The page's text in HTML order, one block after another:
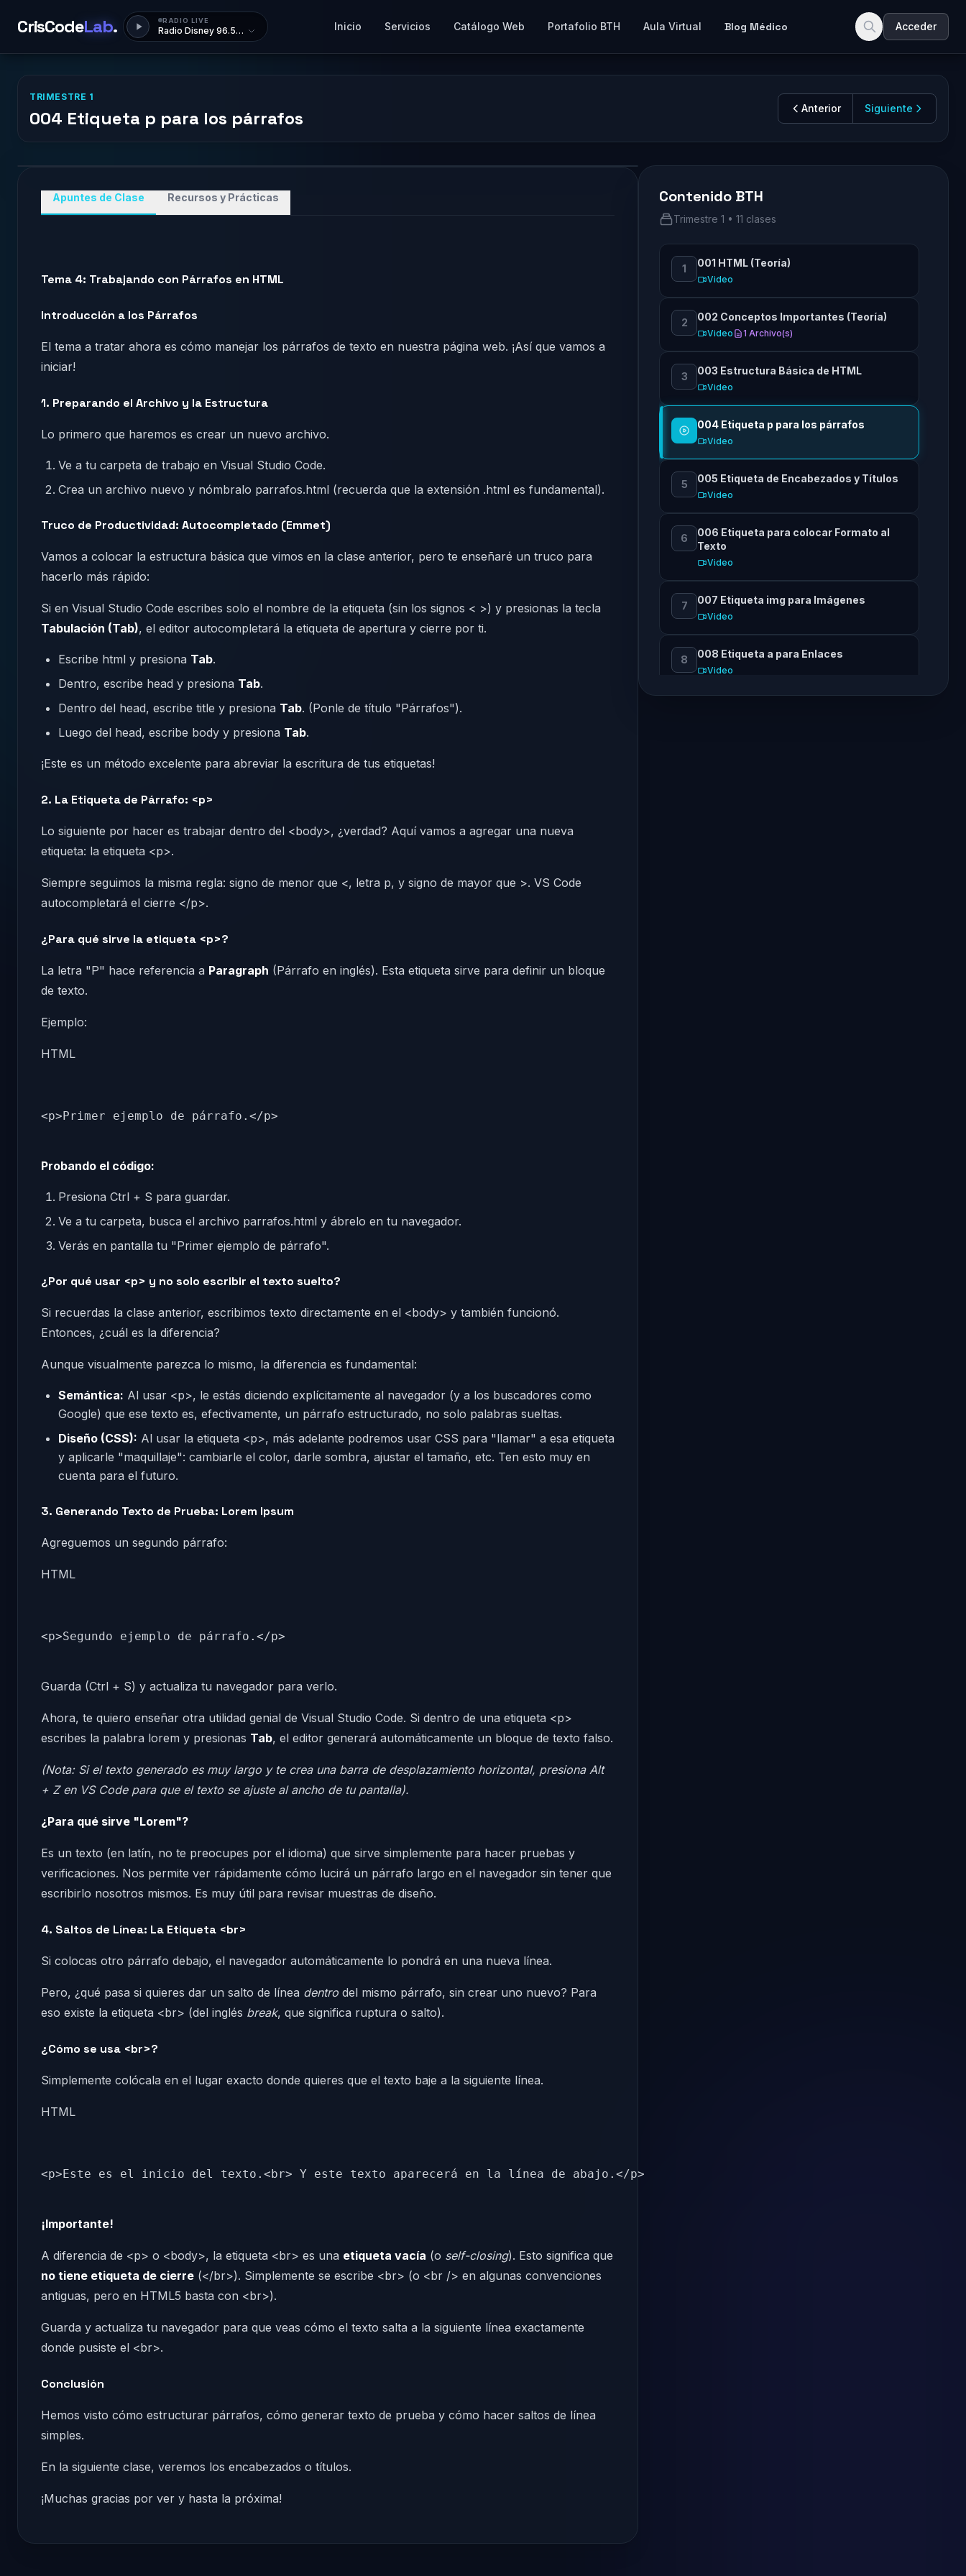
CrisCodeLab. RADIO LIVE
Radio Disney 96.5 FM Paraguay Inicio Servicios Catálogo Web Portafolio BTH Aula Virtual Blog Médico Acceder
TRIMESTRE 1
004 Etiqueta p para los párrafos Anterior Siguiente
Apuntes de Clase Recursos y Prácticas
Tema 4: Trabajando con Párrafos en HTML
Introducción a los Párrafos
El tema a tratar ahora es cómo manejar los párrafos de texto en nuestra página web. ¡Así que vamos a
iniciar!
1. Preparando el Archivo y la Estructura
Lo primero que haremos es crear un nuevo archivo.
Ve a tu carpeta de trabajo en Visual Studio Code.
Crea un archivo nuevo y nómbralo parrafos.html (recuerda que la extensión .html es fundamental).
Truco de Productividad: Autocompletado (Emmet)
Vamos a colocar la estructura básica que vimos en la clase anterior, pero te enseñaré un truco para
hacerlo más rápido:
Si en Visual Studio Code escribes solo el nombre de la etiqueta (sin los signos < >) y presionas la tecla
Tabulación (Tab), el editor autocompletará la etiqueta de apertura y cierre por ti.
Escribe html y presiona Tab.
Dentro, escribe head y presiona Tab.
Dentro del head, escribe title y presiona Tab. (Ponle de título "Párrafos").
Luego del head, escribe body y presiona Tab.
¡Este es un método excelente para abreviar la escritura de tus etiquetas!
2. La Etiqueta de Párrafo: <p>
Lo siguiente por hacer es trabajar dentro del <body>, ¿verdad? Aquí vamos a agregar una nueva
etiqueta: la etiqueta <p>.
Siempre seguimos la misma regla: signo de menor que <, letra p, y signo de mayor que >. VS Code
autocompletará el cierre </p>.
¿Para qué sirve la etiqueta <p>?
La letra "P" hace referencia a Paragraph (Párrafo en inglés). Esta etiqueta sirve para definir un bloque
de texto.
Ejemplo:
HTML
Probando el código:
Presiona Ctrl + S para guardar.
Ve a tu carpeta, busca el archivo parrafos.html y ábrelo en tu navegador.
Verás en pantalla tu "Primer ejemplo de párrafo".
¿Por qué usar <p> y no solo escribir el texto suelto?
Si recuerdas la clase anterior, escribimos texto directamente en el <body> y también funcionó.
Entonces, ¿cuál es la diferencia?
Aunque visualmente parezca lo mismo, la diferencia es fundamental:
Semántica: Al usar <p>, le estás diciendo explícitamente al navegador (y a los buscadores como
Google) que ese texto es, efectivamente, un párrafo estructurado, no solo palabras sueltas.
Diseño (CSS): Al usar la etiqueta <p>, más adelante podremos usar CSS para "llamar" a esa etiqueta
y aplicarle "maquillaje": cambiarle el color, darle sombra, ajustar el tamaño, etc. Ten esto muy en
cuenta para el futuro.
3. Generando Texto de Prueba: Lorem Ipsum
Agreguemos un segundo párrafo:
HTML
Guarda (Ctrl + S) y actualiza tu navegador para verlo.
Ahora, te quiero enseñar otra utilidad genial de Visual Studio Code. Si dentro de una etiqueta <p>
escribes la palabra lorem y presionas Tab, el editor generará automáticamente un bloque de texto falso.
(Nota: Si el texto generado es muy largo y te crea una barra de desplazamiento horizontal, presiona Alt
+ Z en VS Code para que el texto se ajuste al ancho de tu pantalla).
¿Para qué sirve "Lorem"?
Es un texto (en latín, no te preocupes por el idioma) que sirve simplemente para hacer pruebas y
verificaciones. Nos permite ver rápidamente cómo lucirá un párrafo largo en el navegador sin tener que
escribirlo nosotros mismos. Es muy útil para revisar muestras de diseño.
4. Saltos de Línea: La Etiqueta <br>
Si colocas otro párrafo debajo, el navegador automáticamente lo pondrá en una nueva línea.
Pero, ¿qué pasa si quieres dar un salto de línea dentro del mismo párrafo, sin crear uno nuevo? Para
eso existe la etiqueta <br> (del inglés break, que significa ruptura o salto).
¿Cómo se usa <br>?
Simplemente colócala en el lugar exacto donde quieres que el texto baje a la siguiente línea.
HTML
¡Importante!
A diferencia de <p> o <body>, la etiqueta <br> es una etiqueta vacía (o self-closing). Esto significa que
no tiene etiqueta de cierre (</br>). Simplemente se escribe <br> (o <br /> en algunas convenciones
antiguas, pero en HTML5 basta con <br>).
Guarda y actualiza tu navegador para que veas cómo el texto salta a la siguiente línea exactamente
donde pusiste el <br>.
Conclusión
Hemos visto cómo estructurar párrafos, cómo generar texto de prueba y cómo hacer saltos de línea
simples.
En la siguiente clase, veremos los encabezados o títulos.
¡Muchas gracias por ver y hasta la próxima!
Contenido BTH
Trimestre 1 • 11 clases
1 001 HTML (Teoría)
Video
2 002 Conceptos Importantes (Teoría)
Video 1 Archivo(s)
3 003 Estructura Básica de HTML
Video
004 Etiqueta p para los párrafos
Video
5 005 Etiqueta de Encabezados y Títulos
Video
6
006 Etiqueta para colocar Formato al
Texto
Video
7 007 Etiqueta img para Imágenes
Video
8 008 Etiqueta a para Enlaces
Video